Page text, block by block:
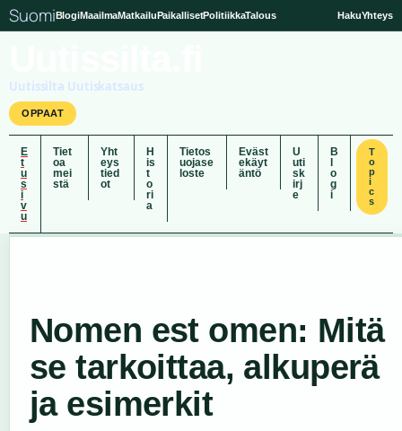
SuomiBlogiMaailmaMatkailuPaikallisetPolitiikkaTalous HakuYhteys
Uutissilta Uutiskatsaus
OPPAAT
E
t
u
s
i
v
u
Tiet
oa
mei
stä
Yht
eys
tied
ot
H
is
t
o
ri
a
Tietos
uojase
loste
Eväst
ekäyt
äntö
U
uti
sk
irj
e
B
o
g
i
T
o
p
i
c
s
Nomen est omen: Mitä
se tarkoittaa, alkuperä
ja esimerkit